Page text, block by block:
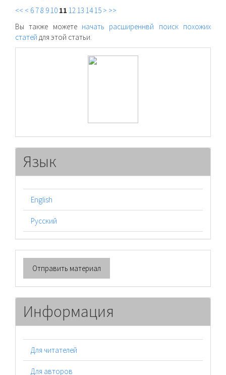
<< < 6 78 9 10 11 12 13 14 15 > >>
Вы также можете начать расширеннвй поиск похожих
статей для этой статьи.
Язык
English
Русский
Отправить
материал
Отправить материал
Информация
Для читателей
Для авторов